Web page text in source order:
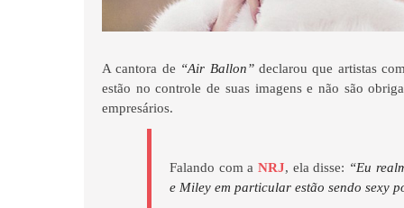
A cantora de “Air Ballon”declarou que artistas
estão no controle de suas imagens e não são
empresários.
Falando com aNRJ, ela disse: “Eu
e Miley em particular estão sendo sexy